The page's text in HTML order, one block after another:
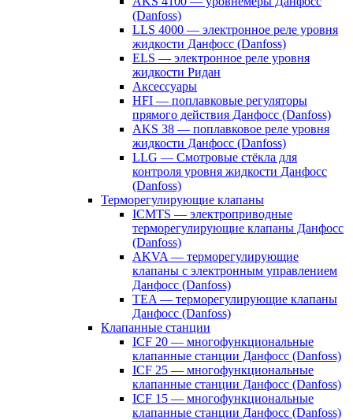
(Danfoss)
LLS 4000 — электронное реле уровня
жидкости Данфосс (Danfoss)
ELS — электронное реле уровня
жидкости Ридан
Аксессуары
HFI — поплавковые регуляторы
прямого действия Данфосс (Danfoss)
AKS 38 — поплавковое реле уровня
жидкости Данфосс (Danfoss)
LLG — Смотровые стёкла для
контроля уровня жидкости Данфосс
(Danfoss)
Терморегулирующие клапаны
ICMTS — электроприводные
терморегулирующие клапаны Данфосс
(Danfoss)
AKVA — терморегулирующие
клапаны с электронным управлением
Данфосс (Danfoss)
TEA — терморегулирующие клапаны
Данфосс (Danfoss)
Клапанные станции
ICF 20 — многофункциональные
клапанные станции Данфосс (Danfoss)
ICF 25 — многофункциональные
клапанные станции Данфосс (Danfoss)
ICF 15 — многофункциональные
клапанные станции Данфосс (Danfoss)